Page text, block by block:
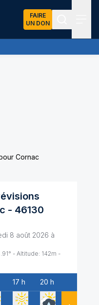
FAIRE
UN DON
ternissant plus ou moins
Cornac
- 46130
8 août 2026 à
° - Altitude: 142m -
17 h 20 h